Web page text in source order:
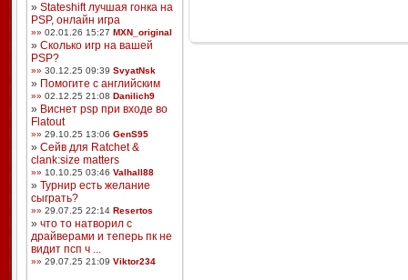
» Stateshift лучшая гонка на
PSP, онлайн игра
»» 02.01.26 15:27 MXN_original
» Сколько игр на вашей
PSP?
»» 30.12.25 09:39 SvyatNsk
» Помогите с английским
»» 02.12.25 21:08 Danilich9
» Виснет psp при входе во
Flatout
»» 29.10.25 13:06 GenS95
» Сейв для Ratchet &
clank:size matters
»» 10.10.25 03:46 Valhall88
» Турнир есть желание
сыграть?
»» 29.07.25 22:14 Resertos
» что то натворил с
драйверами и теперь пк не
видит псп ч ...
»» 29.07.25 21:09 Viktor234